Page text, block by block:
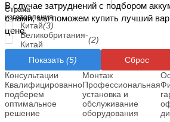
Страна
изготовления
Китай(3)
Великобритания-
Китай
(2)
Показать (5) Сброс
В случае затруднений с подбором
с нами, мы поможем купить лучший
цене.
Консультации
Квалифицированно
подберем
оптимальное
решение
Монтаж
Профессиональная
установка и
обслуживание
оборудования